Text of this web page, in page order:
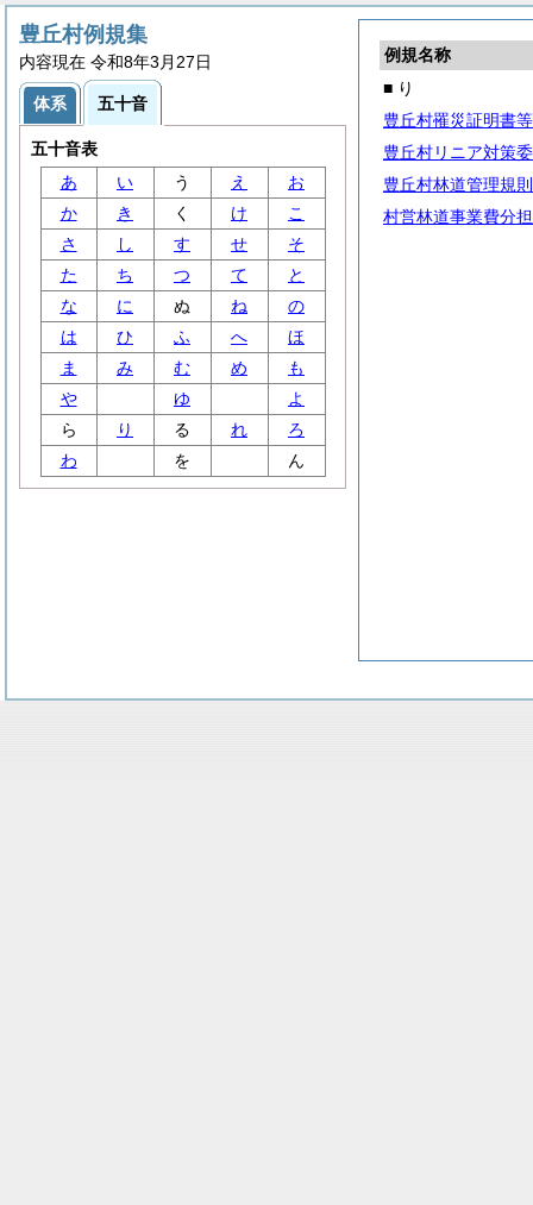
例規名称
■ り
豊丘村罹災証明書
豊丘村リニア対策
豊丘村林道管理規則
村営林道事業費分
豊丘村例規集
内容現在 令和8年3月27日
体系 五十音
五十音表
あ
い う え
お
か
き く け
こ
さ
し す せ
そ
た
ち つ て
と
な
に ぬ ね
の
は
ひ ふ へ
ほ
ま
み む め
も
や
ゆ
よ
ら
り る れ
ろ
わ
を ん